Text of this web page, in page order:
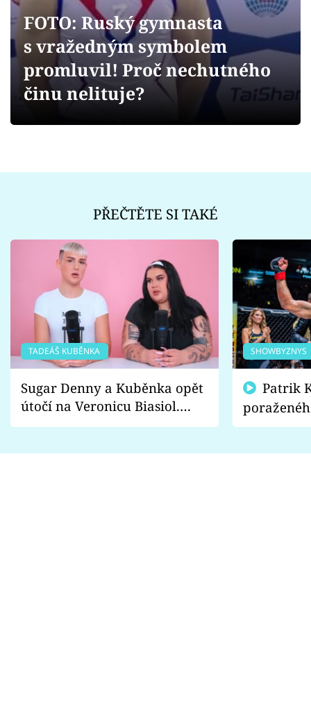
Sledujte prima+
FOTO: Ruský gymnasta
s vražedným symbolem
promluvil! Proč nechutného
činu nelituje?
PŘEČTĚTE SI TAKÉ
TADEÁŠ KUBĚNKA
Sugar Denny a Kuběnka opět
útočí na Veronicu Biasiol.
Proč je podle nich falešná a
SHOWBYZNYS
fanoušci